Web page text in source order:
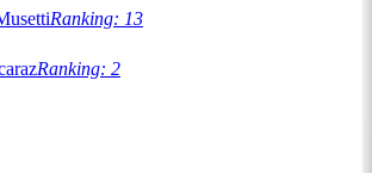
Ranking: 13
Ranking: 2